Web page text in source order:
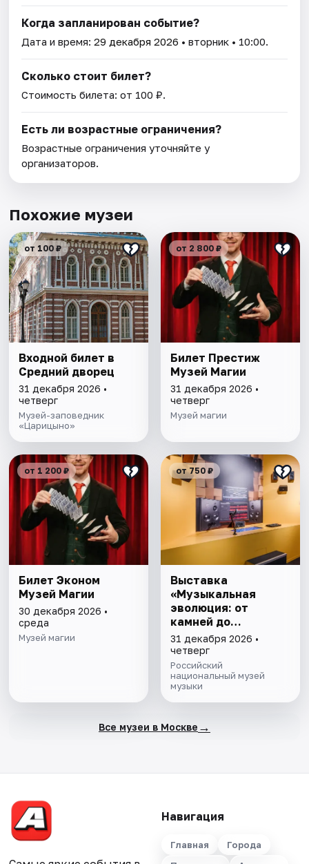
Когда запланирован событие?
Дата и время:29 декабря 2026 • вторник • 10:00.
Сколько стоит билет?
Стоимость билета: от 100 ₽.
Есть ли возрастные ограничения?
Возрастные ограничения уточняйте у
организаторов.
Похожие музеи
от 100 ₽
Входной билет в
Средний дворец
31 декабря 2026 •
четверг
Музей-заповедник
«Царицыно»
от 2 800 ₽
Билет Престиж
Музей Магии
31 декабря 2026 •
четверг
Музей магии
от 1 200 ₽
Билет Эконом
Музей Магии
30 декабря 2026 •
среда
Музей магии
от 750 ₽
Выставка
«Музыкальная
эволюция: от
камней до
нейросети»
31 декабря 2026 •
четверг
Российский
национальный музей
музыки
Все музеи в Москве →
Навигация
Главная
Города